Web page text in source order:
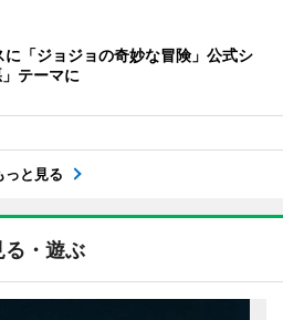
に「ジョジョの奇妙な冒険」公式シ
テーマに
っと見る
る・遊ぶ